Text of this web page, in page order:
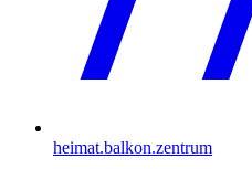
heimat.balkon.zentrum